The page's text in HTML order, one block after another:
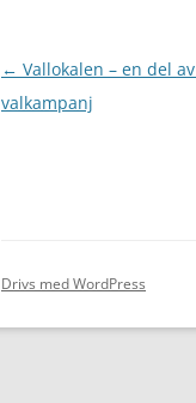
Inläggsnavigering
← Vallokalen – en del
valkampanj
Drivs med WordPress